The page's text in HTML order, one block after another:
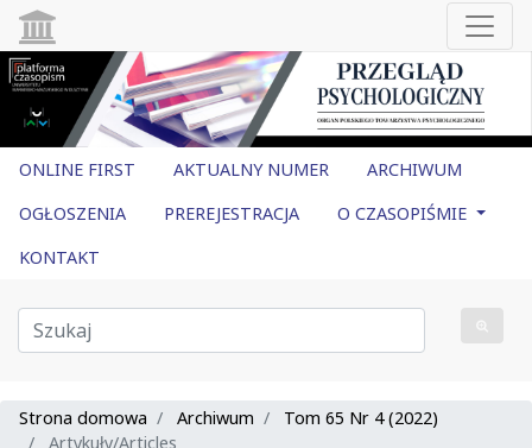
ONLINE FIRST AKTUALNY NUMER
ARCHIWUM
OGŁOSZENIA
PREREJESTRACJA
O CZASOPIŚMIE
KONTAKT
Strona domowa Archiwum
Tom 65 Nr 4 (2022)
Artykuły/Articles